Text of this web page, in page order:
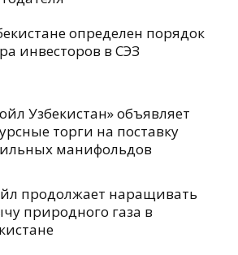
определен порядок
инвесторов в СЭЗ
Узбекистан» объявляет
торги на поставку
манифольдов
продолжает наращивать
природного газа в